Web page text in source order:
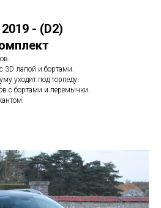
- (D2)
3D лапой и бортами.
уходит под торпеду.
с бортами и перемычки.